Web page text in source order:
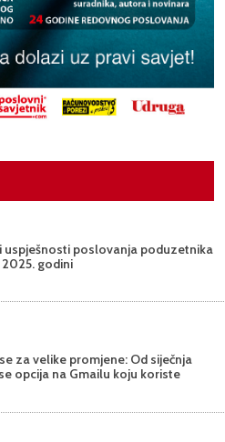
uspješnosti poslovanja poduzetnika
godini
za velike promjene: Od siječnja
opcija na Gmailu koju koriste